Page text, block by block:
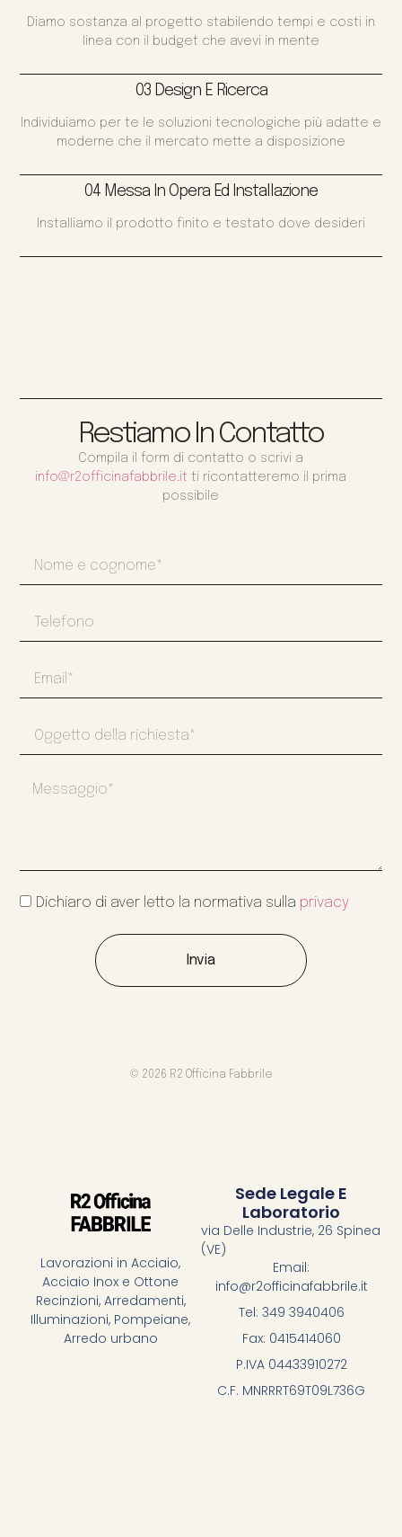
Diamo sostanza al progetto stabilendo tempi e costi in
linea con il budget che avevi in mente
03 Design E Ricerca
Individuiamo per te le soluzioni tecnologiche più adatte e
moderne che il mercato mette a disposizione
04 Messa In Opera Ed Installazione
Installiamo il prodotto finito e testato dove desideri
Restiamo In Contatto
Compila il form di contatto o scrivi a
info@r2officinafabbrile.it ti ricontatteremo il prima
possibile
Dichiaro di aver letto la normativa sulla privacy
Invia
© 2026 R2 Officina Fabbrile
Lavorazioni in Acciaio,
Acciaio Inox e Ottone
Recinzioni, Arredamenti,
Illuminazioni, Pompeiane,
Arredo urbano
Sede Legale E
Laboratorio
via Delle Industrie, 26 Spinea
(VE)
Email:
info@r2officinafabbrile.it
Tel: 349 3940406
Fax: 0415414060
P.IVA 04433910272
C.F. MNRRRT69T09L736G